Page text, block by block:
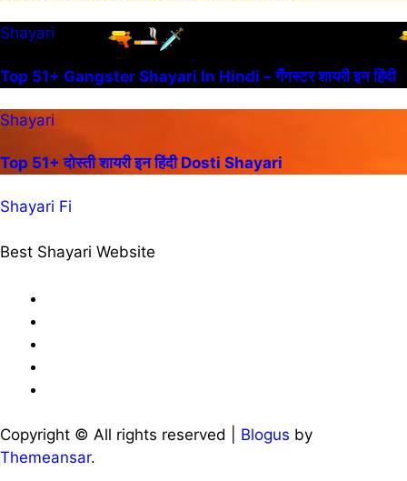
Shayari
Top 51+ Gangster Shayari In Hindi – गैंगस्टर शायरी इन हिंदी
Shayari
Top 51+ दोस्ती शायरी इन हिंदी Dosti Shayari
Shayari Fi
Best Shayari Website
Copyright © All rights reserved Blogus by
Themeansar.